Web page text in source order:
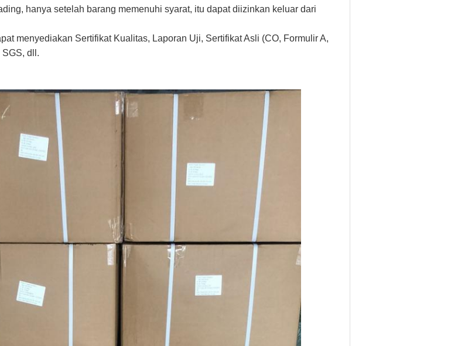
hanya setelah barang memenuhi syarat, itu dapat diizinkan keluar dari
menyediakan Sertifikat Kualitas, Laporan Uji, Sertifikat Asli (CO, Formulir A,
SGS, dll.